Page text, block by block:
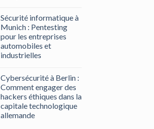
Sécurité informatique à
Munich : Pentesting
pour les entreprises
automobiles et
industrielles
Cybersécurité à Berlin :
Comment engager des
hackers éthiques dans la
capitale technologique
allemande